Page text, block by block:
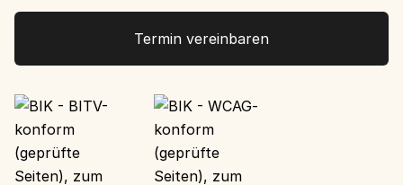
Termin vereinbaren